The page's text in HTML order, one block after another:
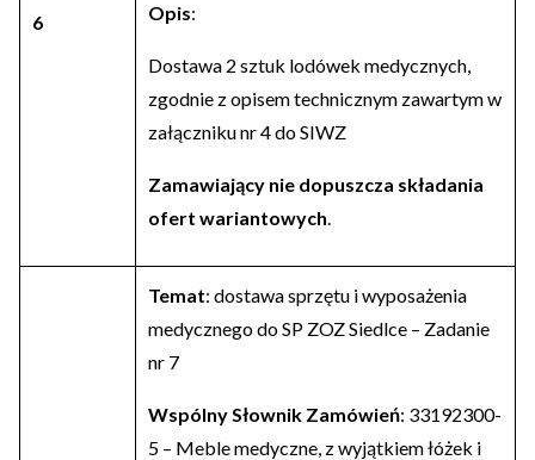
6 Opis:
Dostawa 2 sztuk lodówek medycznych,
zgodnie z opisem technicznym zawartym w
załączniku nr 4 do SIWZ
Zamawiający nie dopuszcza składania
ofert wariantowych.
Temat: dostawa sprzętu i wyposażenia
medycznego do SP ZOZ Siedlce – Zadanie
nr 7
Wspólny Słownik Zamówień: 33192300-
5 – Meble medyczne, z wyjątkiem łóżek i